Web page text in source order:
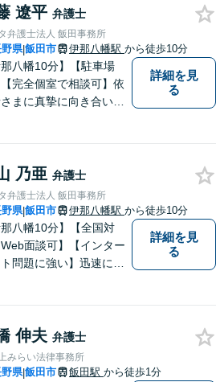
遼平 弁護士
弁護士法人 飯田事務所
県|飯田市 伊那八幡駅 から徒歩10分
那八幡10分】【駐車場
完全個室で相談可】依
まに真摯に向き合い、
全国です。 遠方の方は
面談や電話でのご連絡が
す。
詳細を見
る
乃亜 弁護士
弁護士法人 飯田事務所
県|飯田市 伊那八幡駅 から徒歩10分
那八幡10分】【全国対
面談可】【インター
問題に強い】迅速に対
なことでも、お気軽に
ください。
詳細を見
る
伸夫 弁護士
みらい法律事務所
県|飯田市 飯田駅 から徒歩1分